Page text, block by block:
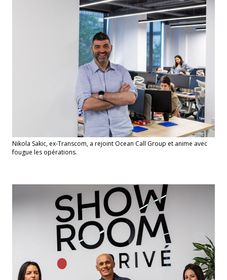
Nikola Sakic, ex-Transcom, a rejoint Ocean Call Group et anime avec
fougue les opérations.